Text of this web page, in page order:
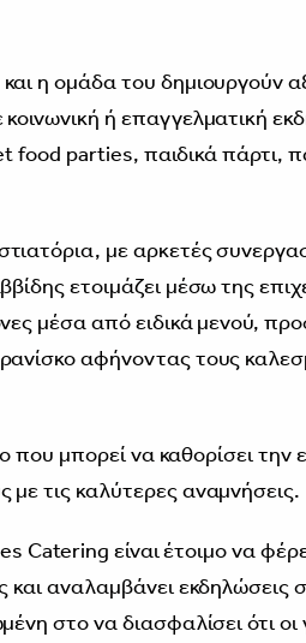
η ομάδα του δημιουργούν
ή επαγγελματική
food parties, παιδικά πάρτι,
με αρκετές
ετοιμάζει μέσω της
μέσα από ειδικά μενού,
αφήνοντας τους
που μπορεί να καθορίσει την
τις καλύτερες αναμνήσεις.
Catering είναι έτοιμο να
αναλαμβάνει εκδηλώσεις
στο να διασφαλίσει ότι οι